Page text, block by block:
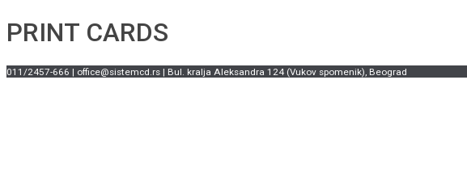
PRINT CARDS
011/2457-666 | office@sistemcd.rs | Bul. kralja Aleksandra 124 (Vukov spomenik), Beograd